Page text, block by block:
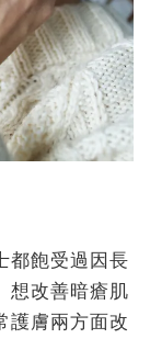
都飽受過因長
想改善暗瘡肌
護膚兩方面改